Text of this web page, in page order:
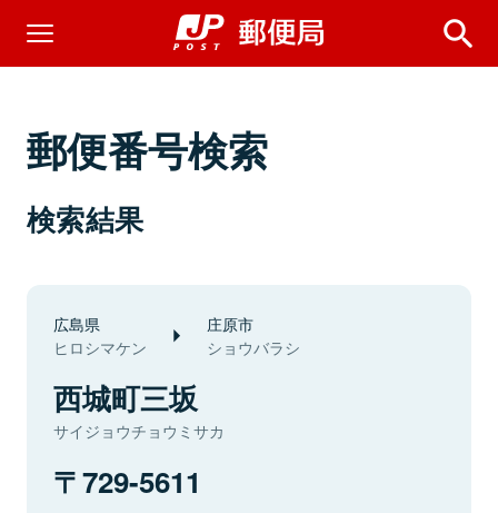
郵便番号検索
検索結果
広島県
ヒロシマケン
庄原市
ショウバラシ
西城町三坂
サイジョウチョウミサカ
729-5611